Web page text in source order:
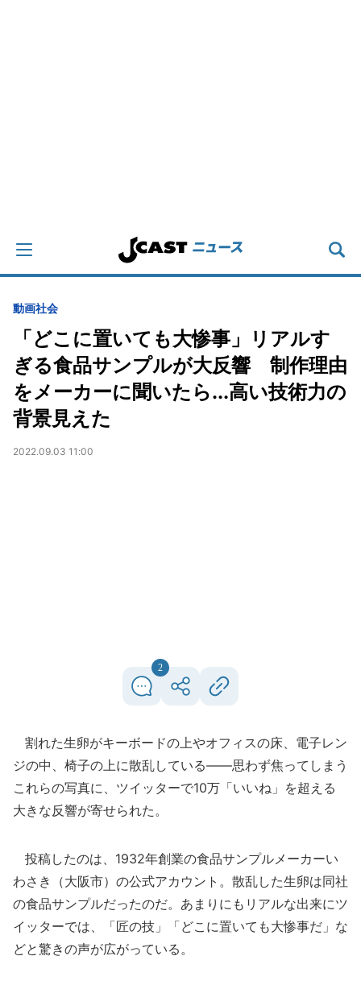
動画社会
「どこに置いても大惨事」リアルす
ぎる食品サンプルが大反響 制作理由
をメーカーに聞いたら...高い技術力の
背景見えた
2022.09.03 11:00
2
割れた生卵がキーボードの上やオフィスの床、電子レン
ジの中、椅子の上に散乱している――思わず焦ってしまう
これらの写真に、ツイッターで10万「いいね」を超える
大きな反響が寄せられた。
投稿したのは、1932年創業の食品サンプルメーカーい
わさき（大阪市）の公式アカウント。散乱した生卵は同社
の食品サンプルだったのだ。あまりにもリアルな出来にツ
イッターでは、「匠の技」「どこに置いても大惨事だ」な
どと驚きの声が広がっている。